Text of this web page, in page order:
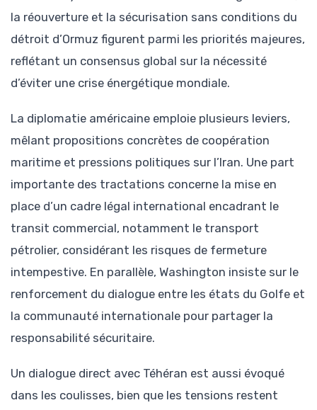
la réouverture et la sécurisation sans conditions du
détroit d’Ormuz figurent parmi les priorités majeures,
reflétant un consensus global sur la nécessité
d’éviter une crise énergétique mondiale.
La diplomatie américaine emploie plusieurs leviers,
mêlant propositions concrètes de coopération
maritime et pressions politiques sur l’Iran. Une part
importante des tractations concerne la mise en
place d’un cadre légal international encadrant le
transit commercial, notamment le transport
pétrolier, considérant les risques de fermeture
intempestive. En parallèle, Washington insiste sur le
renforcement du dialogue entre les états du Golfe et
la communauté internationale pour partager la
responsabilité sécuritaire.
Un dialogue direct avec Téhéran est aussi évoqué
dans les coulisses, bien que les tensions restent